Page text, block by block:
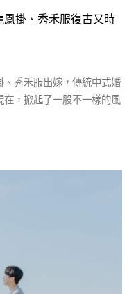
掛、秀禾服復古又時
秀禾服出嫁，傳統中式婚
，掀起了一股不一樣的風